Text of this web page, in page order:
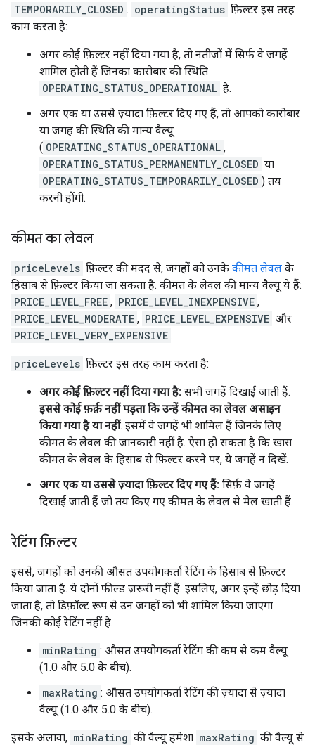
TEMPORARILY_CLOSED . operatingStatus फ़िल्टर इस तरह
काम करता है:
अगर कोई फ़िल्टर नहीं दिया गया है, तो नतीजों में सिर्फ़ वे जगहें
शामिल होती हैं जिनका कारोबार की स्थिति
OPERATING_STATUS_OPERATIONAL है.
अगर एक या उससे ज़्यादा फ़िल्टर दिए गए हैं, तो आपको कारोबार
या जगह की स्थिति की मान्य वैल्यू
( OPERATING_STATUS_OPERATIONAL ,
OPERATING_STATUS_PERMANENTLY_CLOSED या
OPERATING_STATUS_TEMPORARILY_CLOSED ) तय
करनी होंगी.
कीमत का लेवल
priceLevels फ़िल्टर की मदद से, जगहों को उनके कीमत लेवल के
हिसाब से फ़िल्टर किया जा सकता है. कीमत के लेवल की मान्य वैल्यू ये हैं:
PRICE_LEVEL_FREE , PRICE_LEVEL_INEXPENSIVE ,
PRICE_LEVEL_MODERATE , PRICE_LEVEL_EXPENSIVE और
PRICE_LEVEL_VERY_EXPENSIVE .
priceLevels फ़िल्टर इस तरह काम करता है:
अगर कोई फ़िल्टर नहीं दिया गया है: सभी जगहें दिखाई जाती हैं.
इससे कोई फ़र्क़ नहीं पड़ता कि उन्हें कीमत का लेवल असाइन
किया गया है या नहीं. इसमें वे जगहें भी शामिल हैं जिनके लिए
कीमत के लेवल की जानकारी नहीं है. ऐसा हो सकता है कि खास
कीमत के लेवल के हिसाब से फ़िल्टर करने पर, ये जगहें न दिखें.
अगर एक या उससे ज़्यादा फ़िल्टर दिए गए हैं: सिर्फ़ वे जगहें
दिखाई जाती हैं जो तय किए गए कीमत के लेवल से मेल खाती हैं.
रेटिंग फ़िल्टर
इससे, जगहों को उनकी औसत उपयोगकर्ता रेटिंग के हिसाब से फ़िल्टर
किया जाता है. ये दोनों फ़ील्ड ज़रूरी नहीं हैं. इसलिए, अगर इन्हें छोड़ दिया
जाता है, तो डिफ़ॉल्ट रूप से उन जगहों को भी शामिल किया जाएगा
जिनकी कोई रेटिंग नहीं है.
minRating : औसत उपयोगकर्ता रेटिंग की कम से कम वैल्यू
(1.0 और 5.0 के बीच).
maxRating : औसत उपयोगकर्ता रेटिंग की ज़्यादा से ज़्यादा
वैल्यू (1.0 और 5.0 के बीच).
इसके अलावा, minRating की वैल्यू हमेशा maxRating की वैल्यू से